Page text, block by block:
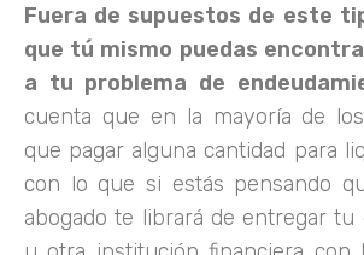
Fuera de supuestos de este
que tú mismo puedas
a tu problema de
cuenta que en la mayoría de
que pagar alguna cantidad para
con lo que si estás pensando
abogado te librará de entregar tu